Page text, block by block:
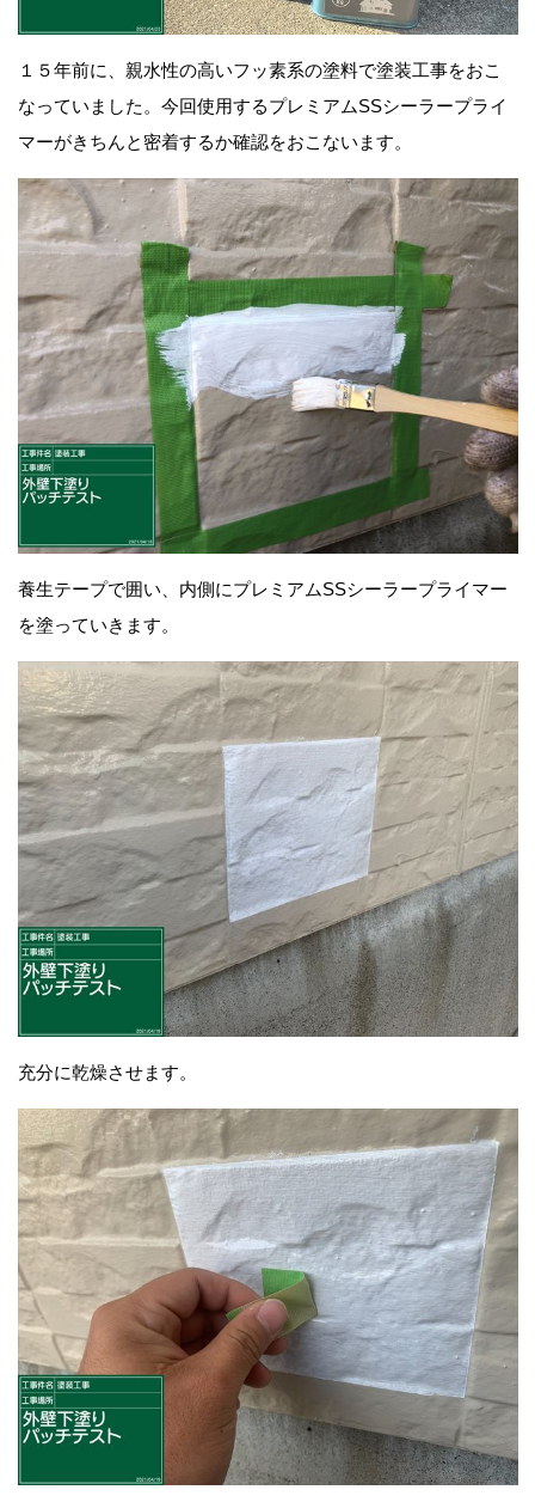
１５年前に、親水性の高いフッ素系の塗料で塗装工事をおこ
なっていました。 今回使用するプレミアムSSシーラープライ
マーがきちんと 密着するか確認をおこないます。
養生テープで囲い、内側にプレミアムSSシーラープライマー
を塗っていきます。
充分に乾燥させます。